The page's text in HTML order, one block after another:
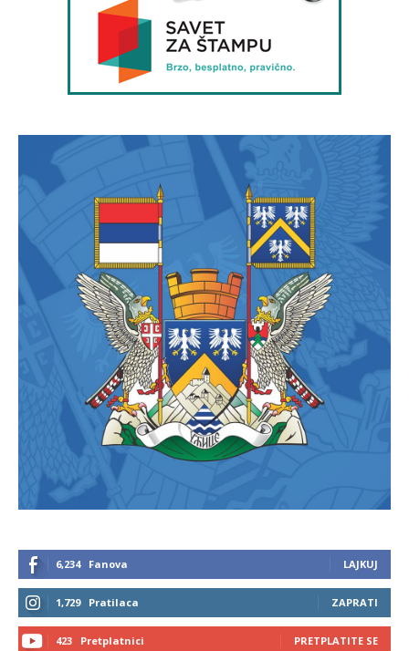
6,234 Fanova LAJKUJ
1,729 Pratilaca ZAPRATI
423 Pretplatnici PRETPLATITE SE